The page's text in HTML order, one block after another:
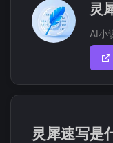
灵
AI小
灵犀速写是